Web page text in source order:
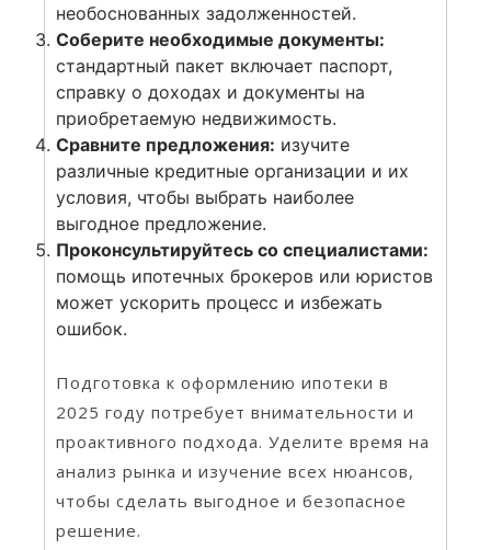
необоснованных задолженностей.
Соберите необходимые документы:
стандартный пакет включает паспорт,
справку о доходах и документы на
приобретаемую недвижимость.
Сравните предложения: изучите
различные кредитные организации и их
условия, чтобы выбрать наиболее
выгодное предложение.
Проконсультируйтесь со специалистами:
помощь ипотечных брокеров или юристов
может ускорить процесс и избежать
ошибок.
Подготовка к оформлению ипотеки в
2025 году потребует внимательности и
проактивного подхода. Уделите время на
анализ рынка и изучение всех нюансов,
чтобы сделать выгодное и безопасное
решение.